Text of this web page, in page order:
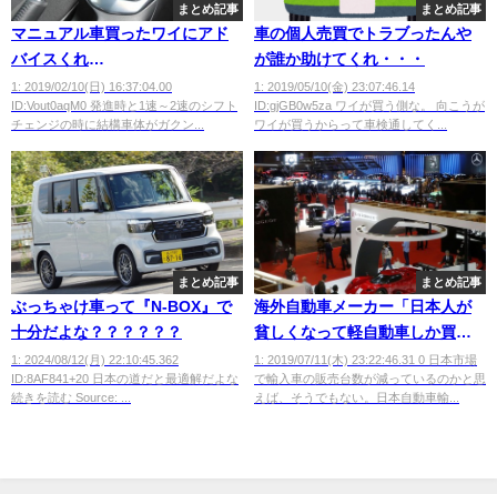
まとめ記事
マニュアル車買ったワイにアド
バイスくれ
wwwwwwwwwwwwwwww
1: 2019/02/10(日) 16:37:04.00
ID:Vout0aqM0 発進時と1速～2速のシフト
チェンジの時に結構車体がガクン...
まとめ記事
車の個人売買でトラブったんや
が誰か助けてくれ・・・
1: 2019/05/10(金) 23:07:46.14
ID:gjGB0w5za ワイが買う側な。 向こうが
ワイが買うからって車検通してく...
まとめ記事
ぶっちゃけ車って『N-BOX』で
十分だよな？？？？？？
1: 2024/08/12(月) 22:10:45.362
ID:8AF841+20 日本の道だと最適解だよな
続きを読む Source: ...
まとめ記事
海外自動車メーカー「日本人が
貧しくなって軽自動車しか買わ
なくなった」
1: 2019/07/11(木) 23:22:46.31 0 日本市場
で輸入車の販売台数が減っているのかと思
えば、そうでもない。日本自動車輸...